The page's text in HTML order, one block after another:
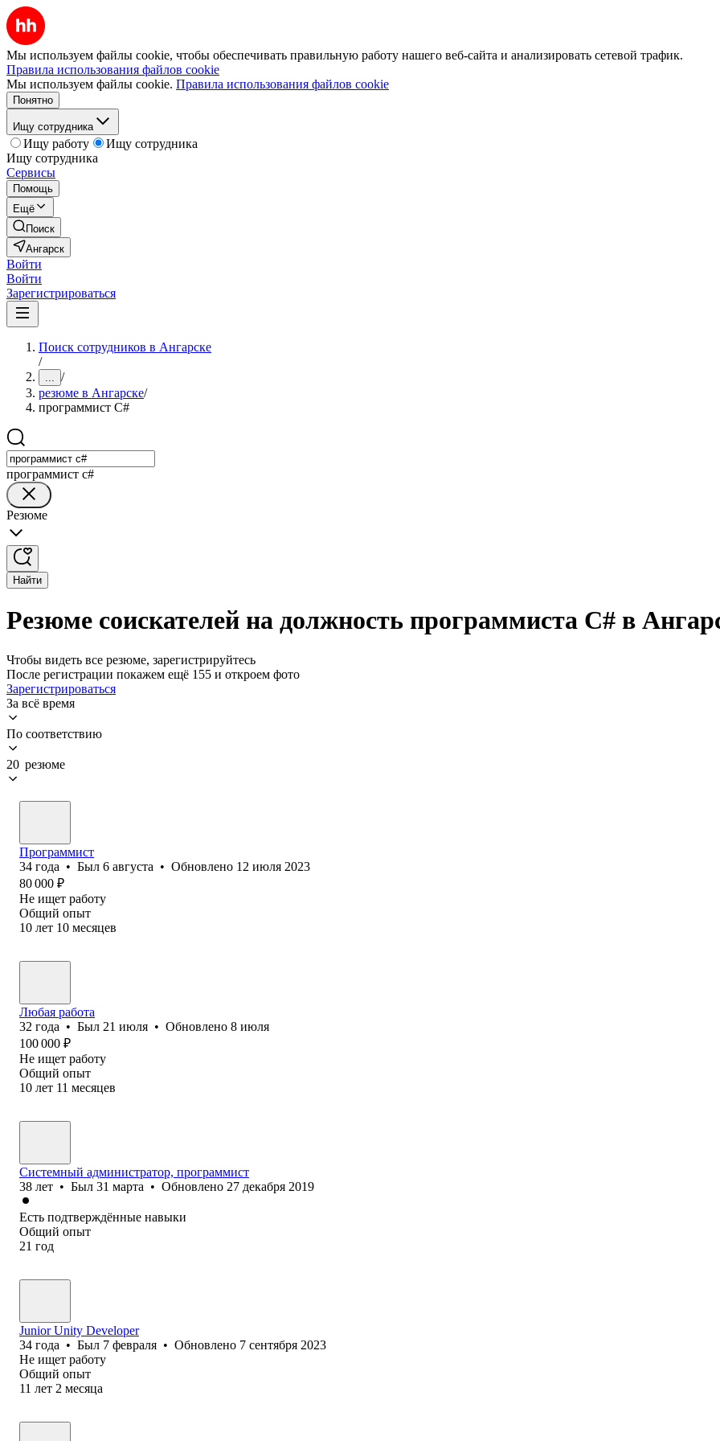
Мы используем файлы cookie, чтобы обеспечивать правильную работу нашего веб-сайта и анализировать сетевой трафик.
Правила использования файлов cookie
Мы используем файлы cookie. Правила использования файлов cookie
Понятно
Ищу сотрудника
Ищу работу
Ищу сотрудника
Ищу сотрудника
Сервисы
Помощь
Ещё
Поиск
Ангарск
Войти
Войти
Зарегистрироваться
Поиск сотрудников в Ангарске
/
... /
резюме в Ангарске/
программист C#
программист c#
Резюме
Найти
Резюме соискателей на должность программиста C# в
Чтобы видеть все резюме, зарегистрируйтесь
После регистрации покажем ещё 155 и откроем фото
Зарегистрироваться
За всё время
По соответствию
20 резюме
Программист
34 года • Был 6 августа • Обновлено 12 июля 2023
80 000 ₽
Не ищет работу
Общий опыт
10 лет 10 месяцев
Любая работа
32 года • Был 21 июля • Обновлено 8 июля
100 000 ₽
Не ищет работу
Общий опыт
10 лет 11 месяцев
Системный администратор, программист
38 лет • Был 31 марта • Обновлено 27 декабря 2019
Есть подтверждённые навыки
Общий опыт
21 год
Junior Unity Developer
34 года • Был 7 февраля • Обновлено 7 сентября 2023
Не ищет работу
Общий опыт
11 лет 2 месяца